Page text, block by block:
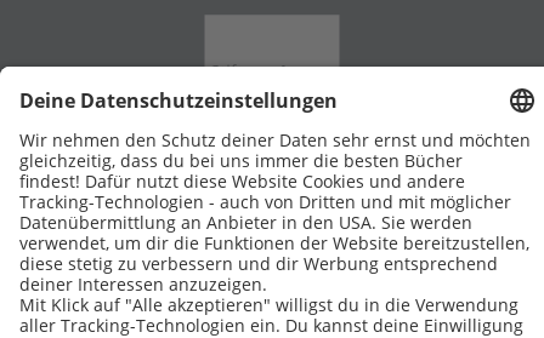
DATENSCHUTZ
IMPRESSUM
COOKIES
Copyright © 2026 Leseliebe